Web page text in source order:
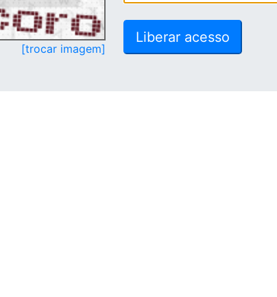
[trocar imagem]